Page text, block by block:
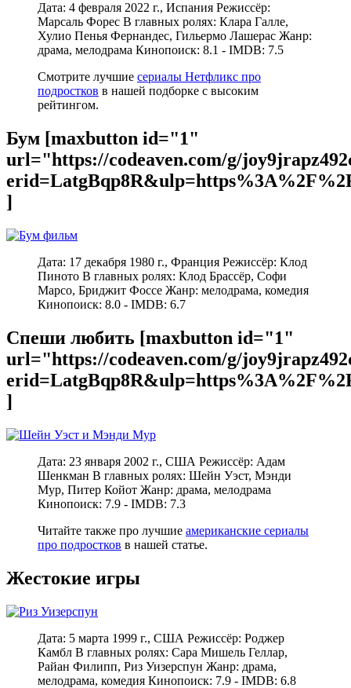
Дата: 4 февраля 2022 г., Испания Режиссёр:
Марсаль Форес В главных ролях: Клара Галле,
Хулио Пенья Фернандес, Гильермо Лашерас Жанр:
драма, мелодрама Кинопоиск: 8.1 - IMDB: 7.5
Смотрите лучшие сериалы Нетфликс про
подростков в нашей подборке с высоким
рейтингом.
Бум [maxbutton id="1"
url="https://codeaven.com/g/
]
Дата: 17 декабря 1980 г., Франция Режиссёр: Клод
Пиното В главных ролях: Клод Брассёр, Софи
Марсо, Бриджит Фоссе Жанр: мелодрама, комедия
Кинопоиск: 8.0 - IMDB: 6.7
Спеши любить [maxbutton id="1"
url="https://codeaven.com/g/
]
Дата: 23 января 2002 г., США Режиссёр: Адам
Шенкман В главных ролях: Шейн Уэст, Мэнди
Мур, Питер Койот Жанр: драма, мелодрама
Кинопоиск: 7.9 - IMDB: 7.3
Читайте также про лучшие американские сериалы
про подростков в нашей статье.
Жестокие игры
Дата: 5 марта 1999 г., США Режиссёр: Роджер
Камбл В главных ролях: Сара Мишель Геллар,
Райан Филипп, Риз Уизерспун Жанр: драма,
мелодрама, комедия Кинопоиск: 7.9 - IMDB: 6.8